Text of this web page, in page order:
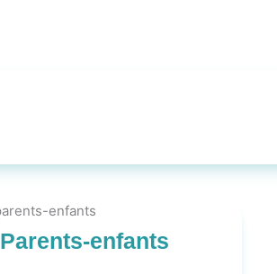
Parents-enfants